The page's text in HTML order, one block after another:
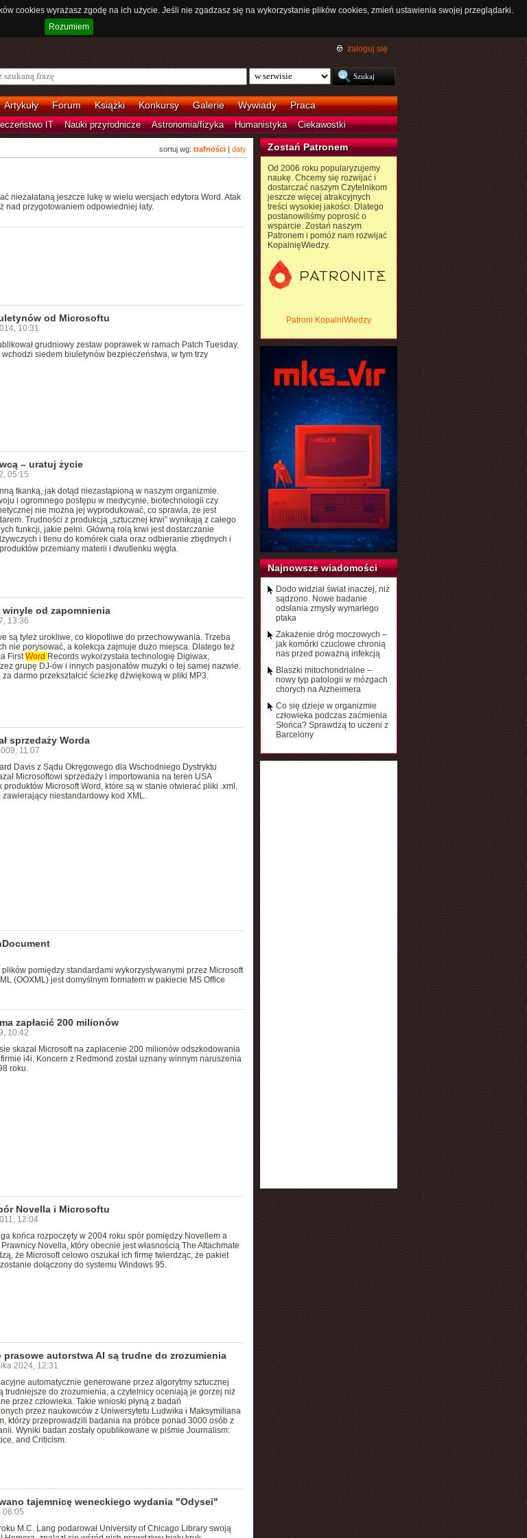
cookies wyrażasz zgodę na ich użycie. Jeśli nie zgadzasz się na wykorzystanie plików cookies, zmień ustawienia swojej przeglądarki.
Rozumiem
zaloguj się
Artykuły Forum Książki Konkursy Galerie Wywiady Praca
IT Nauki przyrodnicze Astronomia/fizyka Humanistyka Ciekawostki
sortuj wg: trafności| daty
niezałataną jeszcze lukę w wielu wersjach edytora Word. Atak
przygotowaniem odpowiedniej łaty.
od Microsoftu
10:31
grudniowy zestaw poprawek w ramach Patch Tuesday.
wchodzi siedem biuletynów bezpieczeństwa, w tym trzy
– uratuj życie
05:15
tkanką, jak dotąd niezastąpioną w naszym organizmie.
i ogromnego postępu w medycynie, biotechnologii czy
nie można jej wyprodukować, co sprawia, że jest
Trudności z produkcją „sztucznej krwi” wynikają z całego
funkcji, jakie pełni. Główną rolą krwi jest dostarczanie
i tlenu do komórek ciała oraz odbieranie zbędnych i
przemiany materii i dwutlenku węgla.
winyle od zapomnienia
13:36
są tyleż urokliwe, co kłopotliwe do przechowywania. Trzeba
nie porysować, a kolekcja zajmuje dużo miejsca. Dlatego też
FirstWord Records wykorzystała technologię Digiwax,
grupę DJ-ów i innych pasjonatów muzyki o tej samej nazwie.
za darmo przekształcić ścieżkę dźwiękową w pliki MP3.
sprzedaży Worda
11:07
Davis z Sądu Okręgowego dla Wschodniego Dystryktu
Microsoftowi sprzedaży i importowania na teren USA
produktów Microsoft Word, które są w stanie otwierać pliki .xml,
zawierający niestandardowy kod XML.
pomiędzy standardami wykorzystywanymi przez Microsoft
(OOXML) jest domyślnym formatem w pakiecie MS Office
zapłacić 200 milionów
10:42
skazał Microsoft na zapłacenie 200 milionów odszkodowania
i4i. Koncern z Redmond został uznany winnym naruszenia
roku.
Novella i Microsoftu
12:04
końca rozpoczęty w 2004 roku spór pomiędzy Novellem a
Prawnicy Novella, który obecnie jest własnością The Attachmate
że Microsoft celowo oszukał ich firmę twierdząc, że pakiet
dołączony do systemu Windows 95.
prasowe autorstwa AI są trudne do zrozumienia
2024, 12:31
automatycznie generowane przez algorytmy sztucznej
trudniejsze do zrozumienia, a czytelnicy oceniają je gorzej niż
przez człowieka. Takie wnioski płyną z badań
przez naukowców z Uniwersytetu Ludwika i Maksymiliana
którzy przeprowadzili badania na próbce ponad 3000 osób z
Wyniki badan zostały opublikowane w piśmie Journalism:
and Criticism.
tajemnicę weneckiego wydania "Odysei"
06:05
M.C. Lang podarował University of Chicago Library swoją
Zostań Patronem
Od 2006 roku popularyzujemy
naukę. Chcemy się rozwijać i
dostarczać naszym Czytelnikom
jeszcze więcej atrakcyjnych
treści wysokiej jakości. Dlatego
postanowiliśmy poprosić o
wsparcie. Zostań naszym
Patronem i pomóż nam rozwijać
KopalnięWiedzy.
Patroni KopalniWiedzy
Najnowsze wiadomości
Dodo widział świat inaczej, niż
sądzono. Nowe badanie
odsłania zmysły wymarłego
ptaka
Zakażenie dróg moczowych –
jak komórki czuciowe chronią
nas przed poważną infekcją
Blaszki mitochondrialne –
nowy typ patologii w mózgach
chorych na Alzheimera
Co się dzieje w organizmie
człowieka podczas zaćmienia
Słońca? Sprawdzą to uczeni z
Barcelony